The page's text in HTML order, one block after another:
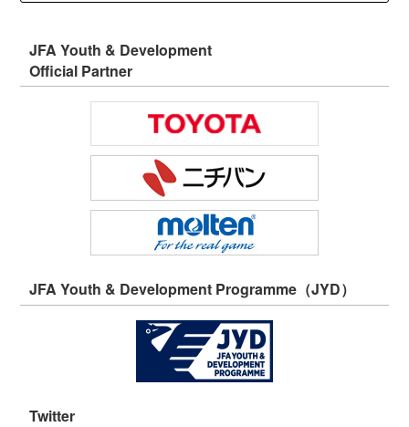
JFA Youth & Development
Official Partner
JFA Youth & Development Programme（JYD）
Twitter